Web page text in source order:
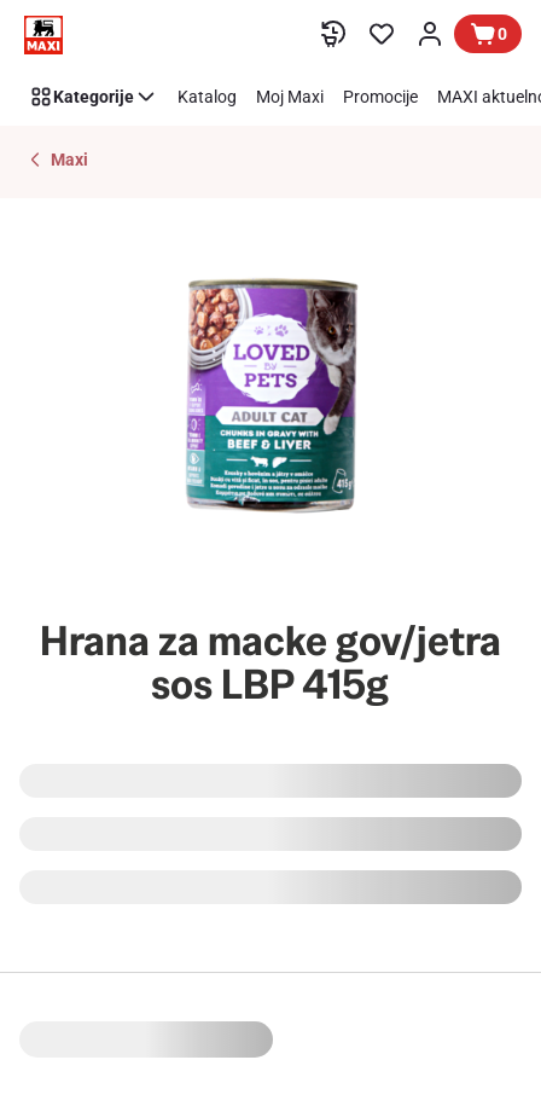
Preskoči link 0
Kategorije Katalog Moj Maxi Promocije MAXI
Maxi
Hrana za macke gov/jetra
sos LBP 415g